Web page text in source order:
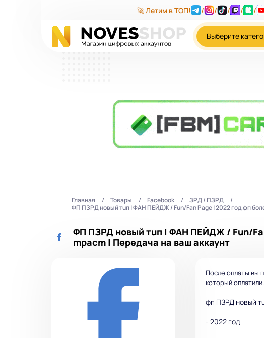
🚀 Летим в ТОП! / / / / /
Выберите
Главная Товары Facebook
ЗРД / ПЗРД
ФП ПЗРД нoвый тuп | ФАН ПЕЙДЖ / Fun/Fan Page | 2022 гoд,фп
ФП ПЗРД нoвый тuп | ФАН ПЕЙДЖ / Fun/
mpacm | Передача на ваш аккаунт
После оплаты вы
который
фп ПЗРД нoвый
- 2022 гoд